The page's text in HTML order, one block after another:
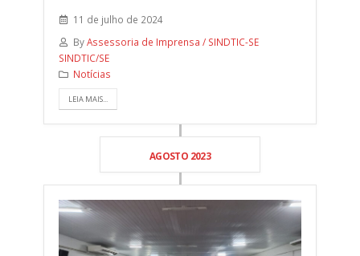
11 de julho de 2024
ByAssessoria de Imprensa / SINDTIC-SE
SINDTIC/SE
Notícias
LEIA MAIS...
AGOSTO 2023